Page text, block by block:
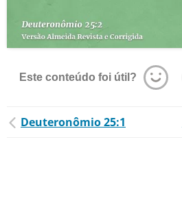
Este conteúdo foi útil?
Deuteronômio 25:1